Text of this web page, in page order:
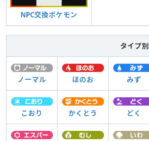
NPC交換ポケモン
タイプ別
ノーマル ほのお みず
こおり かくとう どく